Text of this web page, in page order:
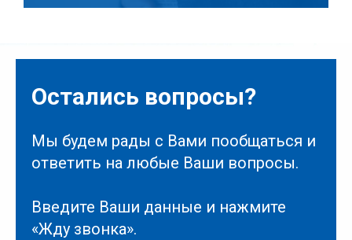
Остались вопросы?
Мы будем рады с Вами пообщаться и
ответить на любые Ваши вопросы.
Введите Ваши данные и нажмите
«Жду звонка».